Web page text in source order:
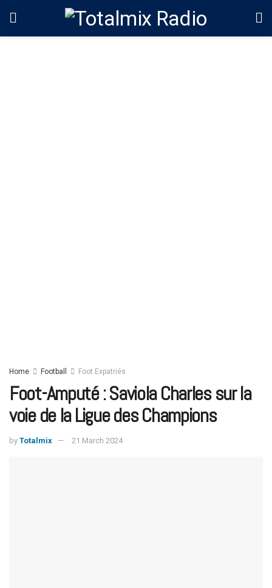
Home Football Foot Expatriés
Foot-Amputé : Saviola Charles sur la
voie de la Ligue des Champions
by Totalmix 21 March 2024